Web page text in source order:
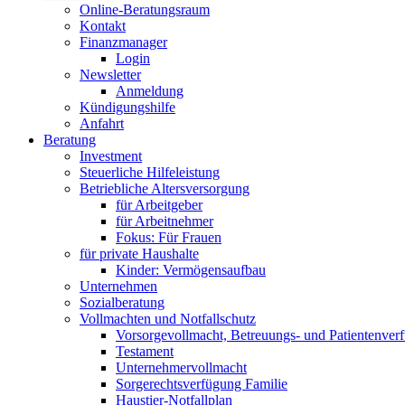
Online-Beratungsraum
Kontakt
Finanzmanager
Login
Newsletter
Anmeldung
Kündigungshilfe
Anfahrt
Beratung
Investment
Steuerliche Hilfeleistung
Betriebliche Altersversorgung
für Arbeitgeber
für Arbeitnehmer
Fokus: Für Frauen
für private Haushalte
Kinder: Vermögensaufbau
Unternehmen
Sozialberatung
Vollmachten und Notfallschutz
Vorsorgevollmacht, Betreuungs- und
Testament
Unternehmer­vollmacht
Sorgerechtsverfügung Familie
Haustier-Notfallplan